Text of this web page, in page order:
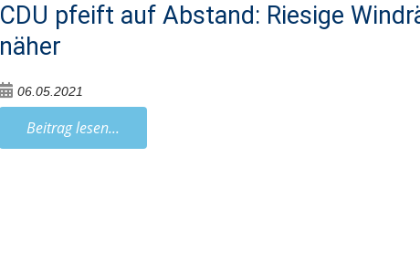
CDU pfeift auf Abstand: Riesige
näher
06.05.2021
Beitrag lesen...